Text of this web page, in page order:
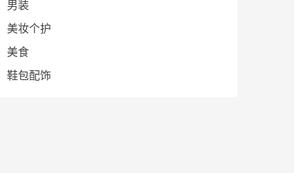
男装
美妆个护
美食
鞋包配饰